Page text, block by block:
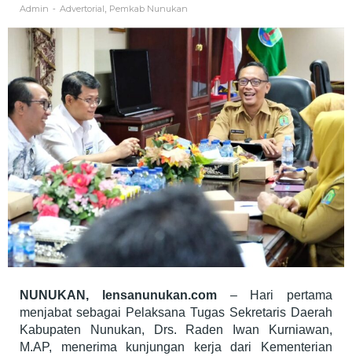
2025
Admin - Advertorial Pemkab Nunukan
NUNUKAN, lensanunukan.com– Hari pertama
menjabat sebagai Pelaksana Tugas Sekretaris Daerah
Kabupaten Nunukan, Drs. Raden Iwan Kurniawan,
M.AP, menerima kunjungan kerja dari Kementerian